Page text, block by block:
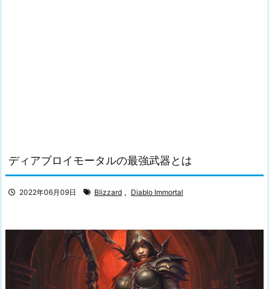
ディアブロイモータルの最強武器とは
2022年06月09日 Blizzard , Diablo Immortal